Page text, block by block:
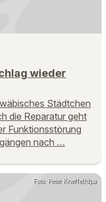
wieder
Städtchen
die Reparatur geht
Funktionsstörung
nach …
Foto: Peter Kneffel/dpa